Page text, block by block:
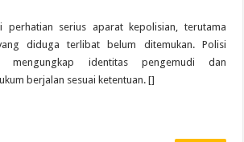
perhatian serius aparat kepolisian, terutama
diduga terlibat belum ditemukan. Polisi
mengungkap identitas pengemudi dan
berjalan sesuai ketentuan. []